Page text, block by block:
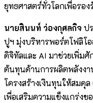
ยุทธศาสตร์ทั่วโลกเพื่อรอ
นายสินนท์ ว่องกุศลกิจ ป
ปูฯ มุ่งบริหารพอร์ตโฟลิโ
ดิจิทัลและ AI มาช่วยเพิ่ม
ต้นทุนด้านการผลิตพลังง
โครงสร้างเงินทุนให้สมดุ
เพื่อเสริมความแข็งแกร่งข